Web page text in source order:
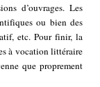
d’ouvrages. Les
ou bien des
etc. Pour finir, la
à vocation littéraire
que proprement